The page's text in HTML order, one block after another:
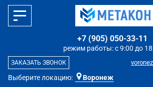
Выберите локацию: Воронеж
режим работы: с 9:00 до
+7 (905) 050-33-11
ЗАКАЗАТЬ ЗВОНОК